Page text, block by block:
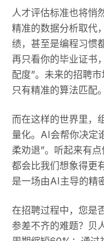
人才评估标准也将悄
精准的数据分析取代
绩，甚至是编程习惯
再只看你的毕业证书
配度”。未来的招聘市
只有精准的算法匹配。
而在这样的世界里，
量化。AI会帮你决定
柔劝退”。听起来有
都会比我们想象得更
是一场由AI主导的精
在招聘过程中，您是
参差不齐的难题？贝